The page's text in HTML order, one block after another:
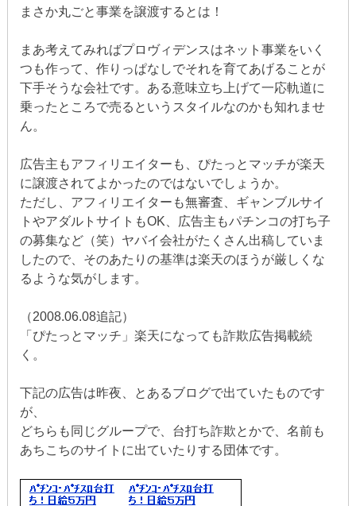
まさか丸ごと事業を譲渡するとは！
まあ考えてみればプロヴィデンスはネット事業をいく
つも作って、作りっぱなしでそれを育てあげることが
下手そうな会社です。ある意味立ち上げて一応軌道に
乗ったところで売るというスタイルなのかも知れませ
ん。
広告主もアフィリエイターも、ぴたっとマッチが楽天
に譲渡されてよかったのではないでしょうか。
ただし、アフィリエイターも無審査、ギャンブルサイ
トやアダルトサイトもOK、広告主もパチンコの打ち子
の募集など（笑）ヤバイ会社がたくさん出稿していま
したので、そのあたりの基準は楽天のほうが厳しくな
るような気がします。
（2008.06.08追記）
「ぴたっとマッチ」楽天になっても詐欺広告掲載続
く。
下記の広告は昨夜、とあるブログで出ていたものです
が、
どちらも同じグループで、台打ち詐欺とかで、名前も
あちこちのサイトに出ていたりする団体です。